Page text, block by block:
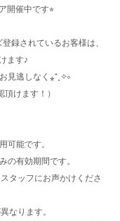
開催中です⭐︎
録されているお客様は、
ます♪
見逃しなく⁎⁺˳✧༚
頂けます！）
可能です。
の有効期間です。
タッフにお声かけくださ
なります。